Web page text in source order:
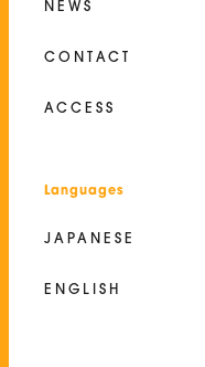
NEWS
CONTACT
ACCESS
Languages
JAPANESE
ENGLISH